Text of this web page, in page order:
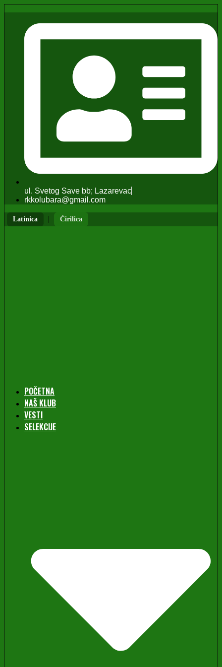
ul. Svetog Save bb; Lazarevac
rkkolubara@gmail.com
Latinica | Ćirilica
POČETNA
NAŠ KLUB
VESTI
SELEKCIJE